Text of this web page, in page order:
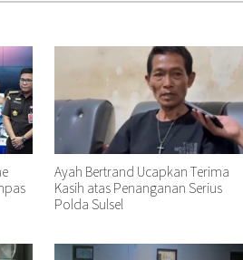
Ayah Bertrand Ucapkan Terima
Kasih atas Penanganan Serius
Polda Sulsel